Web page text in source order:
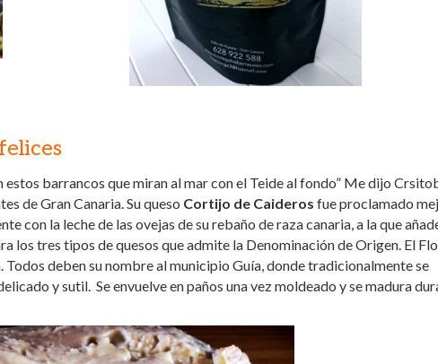
barrancos que miran al mar con el Teide al fondo” Me dijo
de Gran Canaria. Su queso Cortijo de Caideros fue proclamado
con la leche de las ovejas de su rebaño de raza canaria, a la que
los tres tipos de quesos que admite la Denominación de Origen. El
Todos deben su nombre al municipio Guía, donde tradicionalmente se
y sutil. Se envuelve en paños una vez moldeado y se madura